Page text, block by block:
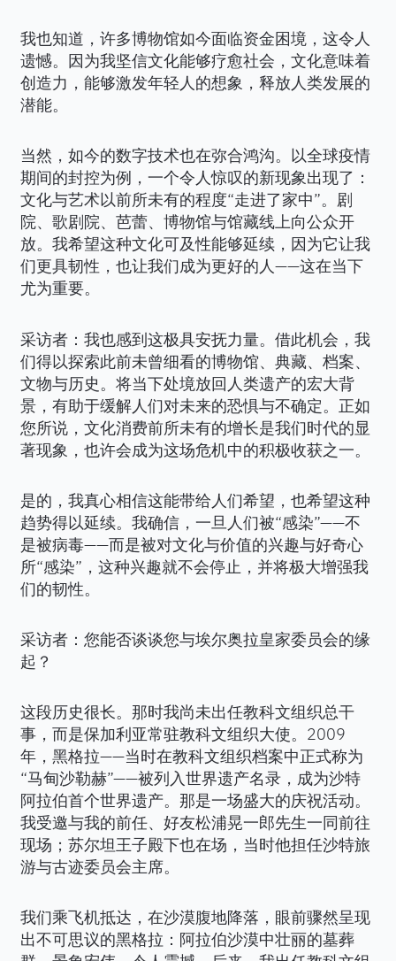
我也知道，许多博物馆如今面临资金困境，这令人
遗憾。因为我坚信文化能够疗愈社会，文化意味着
创造力，能够激发年轻人的想象，释放人类发展的
潜能。
当然，如今的数字技术也在弥合鸿沟。以全球疫情
期间的封控为例，一个令人惊叹的新现象出现了：
文化与艺术以前所未有的程度“走进了家中”。剧
院、歌剧院、芭蕾、博物馆与馆藏线上向公众开
放。我希望这种文化可及性能够延续，因为它让我
们更具韧性，也让我们成为更好的人——这在当下
尤为重要。
采访者：我也感到这极具安抚力量。借此机会，我
们得以探索此前未曾细看的博物馆、典藏、档案、
文物与历史。将当下处境放回人类遗产的宏大背
景，有助于缓解人们对未来的恐惧与不确定。正如
您所说，文化消费前所未有的增长是我们时代的显
著现象，也许会成为这场危机中的积极收获之一。
是的，我真心相信这能带给人们希望，也希望这种
趋势得以延续。我确信，一旦人们被“感染”——不
是被病毒——而是被对文化与价值的兴趣与好奇心
所“感染”，这种兴趣就不会停止，并将极大增强我
们的韧性。
采访者：您能否谈谈您与埃尔奥拉皇家委员会的缘
起？
这段历史很长。那时我尚未出任教科文组织总干
事，而是保加利亚常驻教科文组织大使。2009
年，黑格拉——当时在教科文组织档案中正式称为
“马甸沙勒赫”——被列入世界遗产名录，成为沙特
阿拉伯首个世界遗产。那是一场盛大的庆祝活动。
我受邀与我的前任、好友松浦晃一郎先生一同前往
现场；苏尔坦王子殿下也在场，当时他担任沙特旅
游与古迹委员会主席。
我们乘飞机抵达，在沙漠腹地降落，眼前骤然呈现
出不可思议的黑格拉：阿拉伯沙漠中壮丽的墓葬